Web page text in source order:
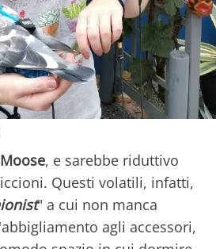
, e sarebbe riduttivo
Questi volatili, infatti,
" a cui non manca
agli accessori,